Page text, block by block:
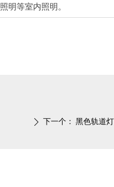
等室内照明。
ꄲ 下一个： 黑色轨道灯